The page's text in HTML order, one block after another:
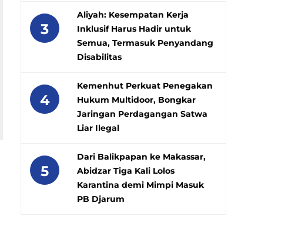
3
Aliyah: Kesempatan Kerja
Inklusif Harus Hadir untuk
Semua, Termasuk Penyandang
Disabilitas
4
Kemenhut Perkuat Penegakan
Hukum Multidoor, Bongkar
Jaringan Perdagangan Satwa
Liar Ilegal
5
Dari Balikpapan ke Makassar,
Abidzar Tiga Kali Lolos
Karantina demi Mimpi Masuk
PB Djarum